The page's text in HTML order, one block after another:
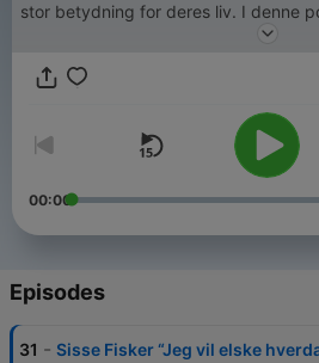
stor betydning for deres liv. I denne
Mikael Kamber derfor en række
nyde naturen. De bedste tanker og
Derfor opfordrer vi også dig, der
ørene og gå med.
Podcasten er en del af
ruter og få inspiration til selv at
Vært: Mikael Kamber
Lydlogo og musik: Asger Bosendal
Produktion og klip: Andreas Skøtt
00:00
Episodes
31 - Sisse Fisker “Jeg vil elske